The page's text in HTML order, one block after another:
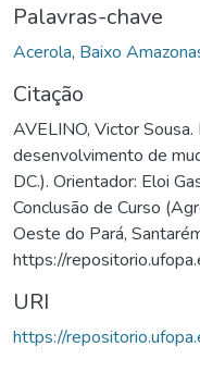
Palavras-chave
Acerola, Baixo
Citação
AVELINO, Victor
desenvolvimento de
DC.). Orientador: Eloi
Conclusão de Curso
Oeste do Pará,
https://
URI
https://